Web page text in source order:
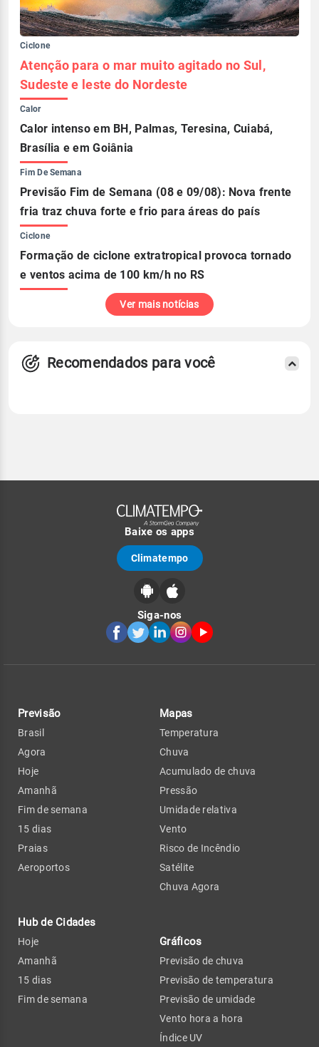
Ciclone
Atenção para o mar muito agitado no Sul,
Sudeste e leste do Nordeste
Calor
Calor intenso em BH, Palmas, Teresina, Cuiabá,
Brasília e em Goiânia
Fim De Semana
Previsão Fim de Semana (08 e 09/08): Nova frente
fria traz chuva forte e frio para áreas do país
Ciclone
Formação de ciclone extratropical provoca tornado
e ventos acima de 100 km/h no RS
Ver mais notícias
Recomendados para você
Baixe os apps
Climatempo
Siga-nos
Previsão
Brasil
Agora
Hoje
Amanhã
Fim de semana
15 dias
Praias
Aeroportos
Hub de Cidades
Hoje
Amanhã
15 dias
Fim de semana
Mapas
Temperatura
Chuva
Acumulado de chuva
Pressão
Umidade relativa
Vento
Risco de Incêndio
Satélite
Chuva Agora
Gráficos
Previsão de chuva
Previsão de temperatura
Previsão de umidade
Vento hora a hora
Índice UV